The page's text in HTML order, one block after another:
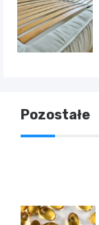
Pozostałe